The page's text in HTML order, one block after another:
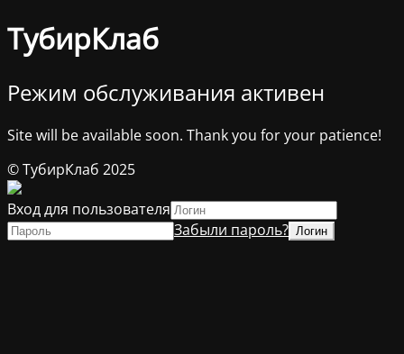
ТубирКлаб
Режим обслуживания активен
Site will be available soon. Thank you for your patience!
© ТубирКлаб 2025
Вход для пользователя
Забыли пароль?